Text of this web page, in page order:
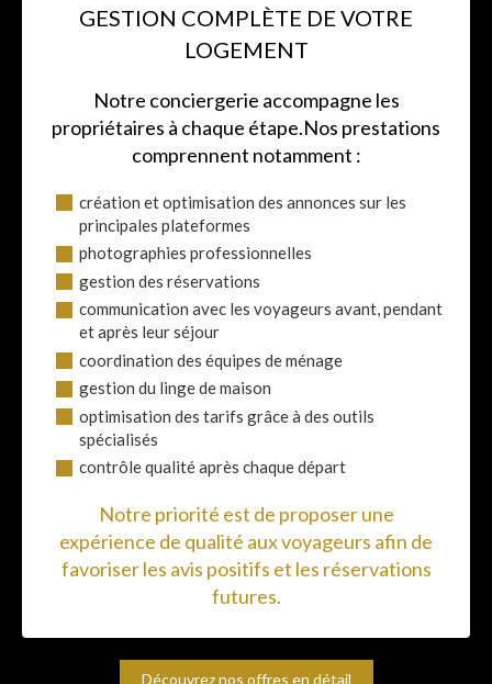
GESTION COMPLÈTE DE VOTRE
LOGEMENT
Notre conciergerie accompagne les
propriétaires à chaque étape.Nos prestations
comprennent notamment :
création et optimisation des annonces sur les
principales plateformes
photographies professionnelles
gestion des réservations
communication avec les voyageurs avant, pendant
et après leur séjour
coordination des équipes de ménage
gestion du linge de maison
optimisation des tarifs grâce à des outils
spécialisés
contrôle qualité après chaque départ
Notre priorité est de proposer une
expérience de qualité aux voyageurs afin de
favoriser les avis positifs et les réservations
futures.
Découvrez nos offres en détail